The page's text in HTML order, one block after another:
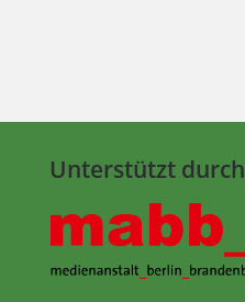
Unterstützt durch